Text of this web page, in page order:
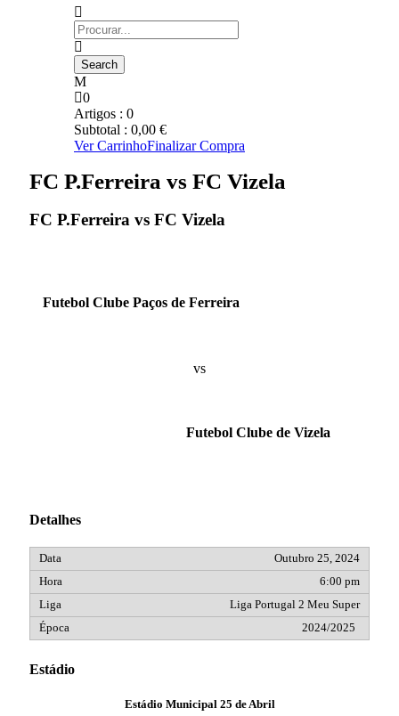
0
Artigos : 0
Subtotal : 0,00 €
Ver CarrinhoFinalizar Compra
FC P.Ferreira vs FC Vizela
FC P.Ferreira vs FC Vizela
Futebol Clube Paços de Ferreira
vs
Futebol Clube de Vizela
Detalhes
Outubro 25, 2024
6:00 pm
Liga Portugal 2 Meu Super
2024/2025
Estádio
Estádio Municipal 25 de Abril